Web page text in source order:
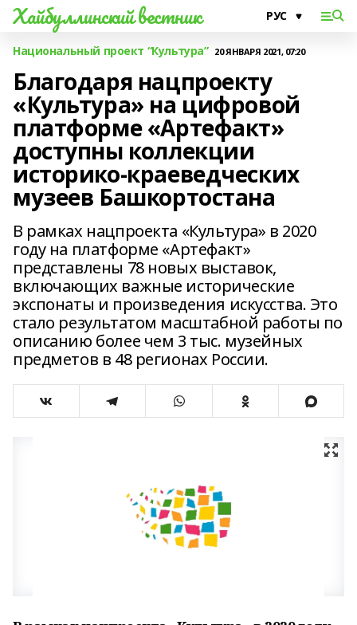
Хайбуллинский вестник
Национальный проект “Культура” 20 ЯНВАРЯ 2021, 07:20
Благодаря нацпроекту
«Культура» на цифровой
платформе «Артефакт»
доступны коллекции
историко-краеведческих
музеев Башкортостана
В рамках нацпроекта «Культура» в 2020
году на платформе «Артефакт»
представлены 78 новых выставок,
включающих важные исторические
экспонаты и произведения искусства. Это
стало результатом масштабной работы по
описанию более чем 3 тыс. музейных
предметов в 48 регионах России.